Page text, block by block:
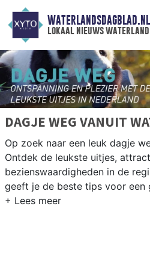
WATERLANDSDAGBLAD.NL
lokaal nieuws waterland
DAGJE WEG VANUIT
Op zoek naar een leuk dagje
Ontdek de leukste uitjes,
bezienswaardigheden in de
geeft je de beste tips voor een